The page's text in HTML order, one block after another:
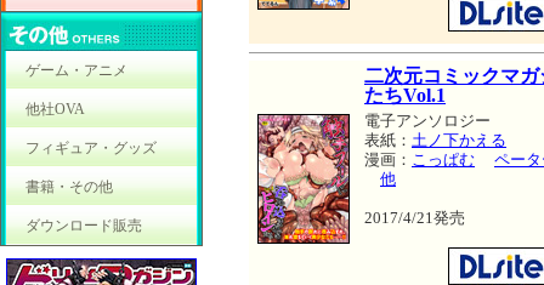
ゲーム・アニメ
他社OVA
フィギュア・グッズ
書籍・その他
ダウンロード販売
二次元コミックマ
たちVol.1
電子アンソロジー
表紙： 土ノ下かえる
漫画： こっぱむ
ペー
他
2017/4/21発売